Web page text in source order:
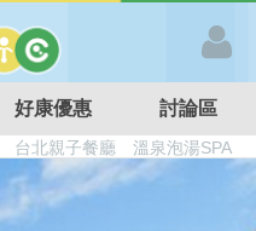
好康優惠 討論區
台北親子餐廳
溫泉泡湯SPA
日本親子景點